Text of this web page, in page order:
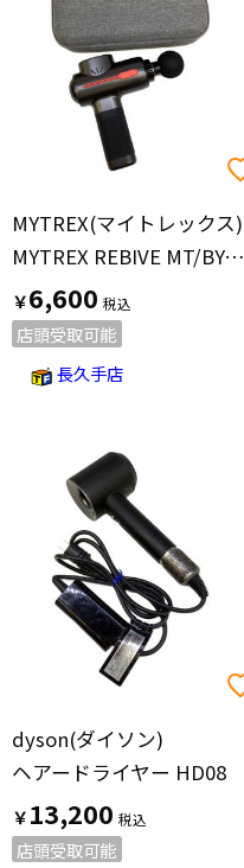
MYTREX(マイトレックス)
MYTREX REBIVE MT/BY-RB20G
￥6,600
店頭受取可能
長久手店
dyson(ダイソン)
ヘアードライヤー HD08
￥13,200
店頭受取可能